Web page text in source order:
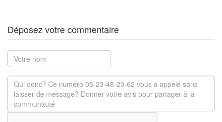
Déposez votre commentaire